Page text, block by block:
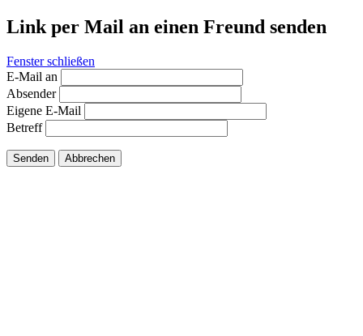
Link per Mail an einen Freund senden
Fenster schließen
E-Mail an
Absender
Eigene E-Mail
Betreff
Senden Abbrechen